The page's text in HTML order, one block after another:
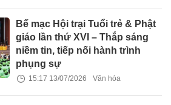
Bế mạc Hội trại Tuổi trẻ & Phật
giáo lần thứ XVI – Thắp sáng
niềm tin, tiếp nối hành trình
phụng sự
15:17 13/07/2026 Văn hóa